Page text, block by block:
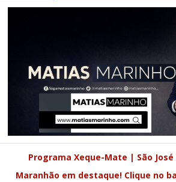
Programa Xeque-Mate | São José
Maranhão em destaque! Clique no